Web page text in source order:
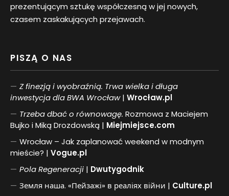
prezentującym sztukę współczesną w jej nowych,
czasem zaskakujących przejawach.
PISZĄ O NAS
Z finezją i wyobraźnią. Trwa wielka i długa
inwestycja dla BWA Wrocław| Wrocław.pl
Trzeba dbać o równowagę. Rozmowa z Maciejem
Bujko i Miką Drozdowską | Miejmiejsce.com
Wrocław – Jak zaplanować weekend w modnym
mieście? | Vogue.pl
PolaRegeneracji | Dwutygodnik
Земля наша. «Пейзажі» в реаліях війни | Culture.pl